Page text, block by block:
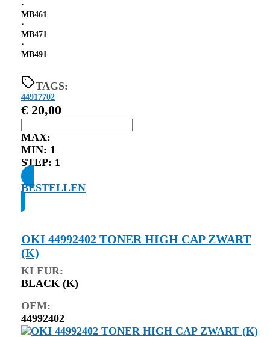
⋅
MB461
⋅
MB471
⋅
MB491
TAGS:
44917702
€ 20,00
MAX:
MIN: 1
STEP: 1
BESTELLEN
OKI 44992402 TONER HIGH CAP ZWART
(K)
KLEUR:
BLACK (K)
OEM:
44992402